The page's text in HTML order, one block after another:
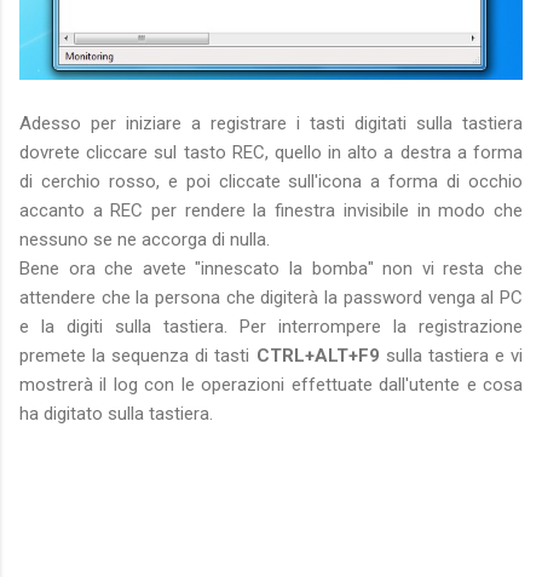
Adesso per iniziare a registrare i tasti digitati sulla tastiera
dovrete cliccare sul tasto REC, quello in alto a destra a forma
di cerchio rosso, e poi cliccate sull'icona a forma di occhio
accanto a REC per rendere la finestra invisibile in modo che
nessuno se ne accorga di nulla.
Bene ora che avete "innescato la bomba" non vi resta che
attendere che la persona che digiterà la password venga al PC
e la digiti sulla tastiera. Per interrompere la registrazione
premete la sequenza di tasti CTRL+ALT+F9 sulla tastiera e vi
mostrerà il log con le operazioni effettuate dall'utente e cosa
ha digitato sulla tastiera.